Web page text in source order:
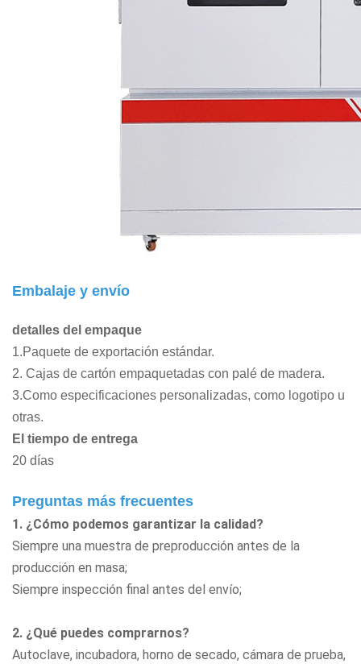
Embalaje y envío
detalles del empaque
1.Paquete de exportación estándar.
2. Cajas de cartón empaquetadas con palé de madera.
3.Como especificaciones personalizadas, como logotipo u
otras.
El tiempo de entrega
20 días
Preguntas más frecuentes
1. ¿Cómo podemos garantizar la calidad?
Siempre una muestra de preproducción antes de la
producción en masa;
Siempre inspección final antes del envío;
2. ¿Qué puedes comprarnos?
Autoclave, incubadora, horno de secado, cámara de prueba,